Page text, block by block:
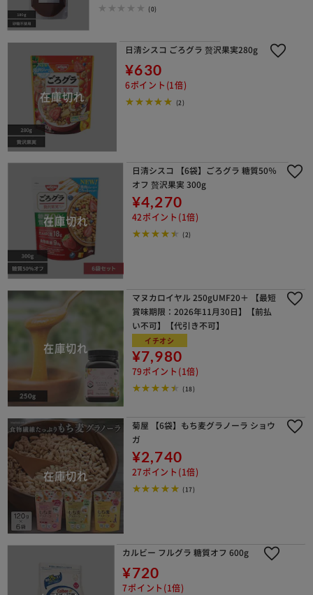
(0)
日清シスコ ごろグラ 贅沢果実280g
¥630
6ポイント(1倍)
(2)
日清シスコ 【6袋】ごろグラ 糖質50％
オフ 贅沢果実 300g
¥4,270
42ポイント(1倍)
(2)
マヌカロイヤル 250gUMF20＋ 【最短
賞味期限：2026年11月30日】【前払
い不可】【代引き不可】
イチオシ
¥7,980
79ポイント(1倍)
(18)
菊屋 【6袋】もち麦グラノーラ ショウ
ガ
¥2,740
27ポイント(1倍)
(17)
カルビー フルグラ 糖質オフ 600g
¥720
7ポイント(1倍)